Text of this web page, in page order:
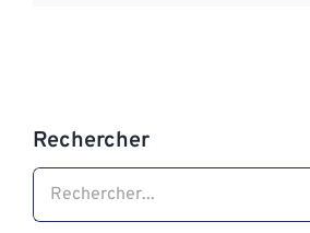
Rechercher
Search
for: